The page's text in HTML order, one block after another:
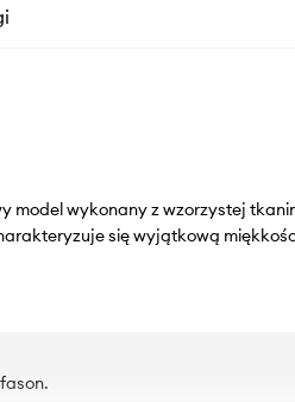
model wykonany z wzorzystej
się wyjątkową